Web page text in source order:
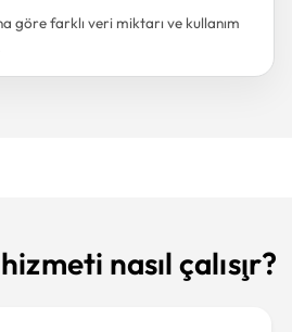
göre farklı veri miktarı ve kullanım
nasıl çalışır?